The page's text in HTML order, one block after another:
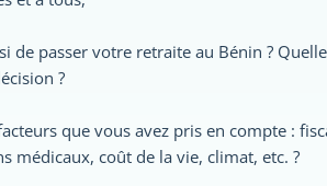
de passer votre retraite au Bénin ?
?
que vous avez pris en compte :
médicaux, coût de la vie, climat, etc. ?